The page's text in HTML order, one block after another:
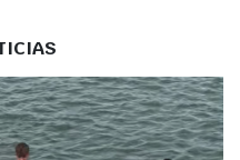
Pons (C.N. Ciutadella) y en
también del Marítimo.
las condiciones meteorológicas
del 290º al 10º, y cuya
rachas de 10 o 15. Finalmente